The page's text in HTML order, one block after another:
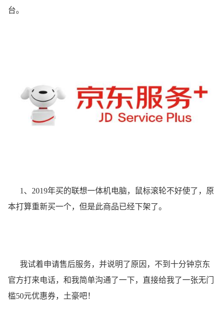
台。
1、2019年买的联想一体机电脑，鼠标滚轮不好使了，原
本打算重新买一个，但是此商品已经下架了。
我试着申请售后服务，并说明了原因，不到十分钟京东
官方打来电话，和我简单沟通了一下，直接给我了一张无门
槛50元优惠券，土豪吧！